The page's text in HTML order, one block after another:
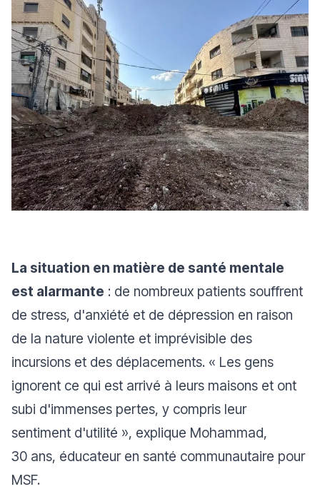
La situation en matière de santé mentale
est alarmante : de nombreux patients souffrent
de stress, d'anxiété et de dépression en raison
de la nature violente et imprévisible des
incursions et des déplacements. « Les gens
ignorent ce qui est arrivé à leurs maisons et ont
subi d'immenses pertes, y compris leur
sentiment d'utilité », explique Mohammad,
30 ans, éducateur en santé communautaire pour
MSF.